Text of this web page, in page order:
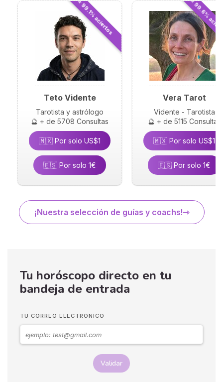
⭐ 99.1% aciertos
Teto Vidente
Tarotista y astrólogo
🔮 + de 5708 Consultas
🇲🇽 Por solo US$1
🇪🇸 Por solo 1€
⭐ 99.6%
Vera Tarot
Vidente - Tarotista
🔮 + de 5115 Consultas
🇲🇽 Por solo US$1
🇪🇸 Por solo 1€
¡Nuestra selección de guías y coachs!
Tu horóscopo directo en tu
bandeja de entrada
TU CORREO ELECTRÓNICO
Validar